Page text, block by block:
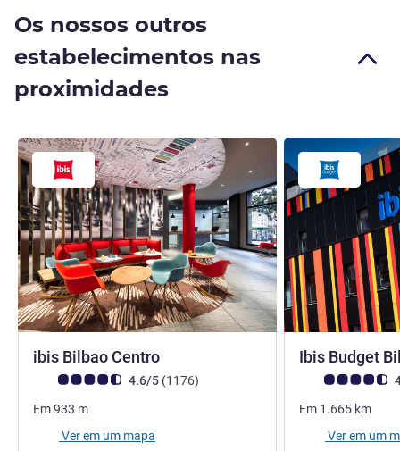
Os nossos outros
estabelecimentos nas
proximidades
ibis Bilbao Centro
Nota clientes Avis (Classificação ALL)
4.6/5 (1176comentários
)
Em933 m
Ver em um mapa
Ibis Budget
Nota clientes
Em 1.665 km
Ver em um